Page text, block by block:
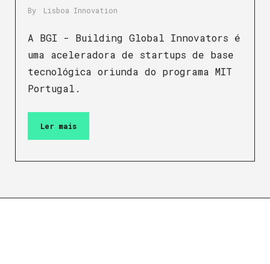
By Lisboa Innovation
A BGI - Building Global Innovators é
uma aceleradora de startups de base
tecnológica oriunda do programa MIT
Portugal.
Ler mais